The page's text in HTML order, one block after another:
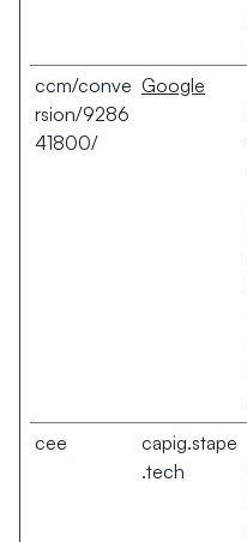
ccm/conve
rsion/9286
41800/
Google
cee
capig.stape
.tech